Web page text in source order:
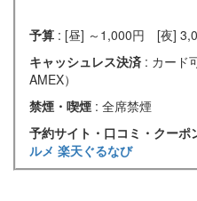
予算 : [昼] ～1,000円 [夜]
キャッシュレス決済 : カード
AMEX）
禁煙・喫煙 : 全席禁煙
予約サイト・口コミ・クーポ
ルメ 楽天ぐるなび